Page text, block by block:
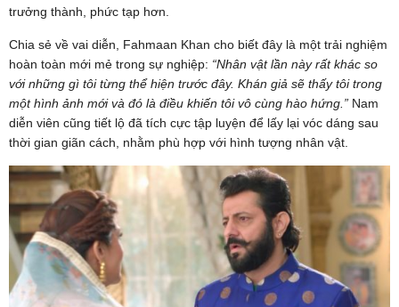
trưởng thành, phức tạp hơn.
Chia sẻ về vai diễn, Fahmaan Khan cho biết đây là một trải nghiệm
hoàn toàn mới mẻ trong sự nghiệp: “Nhân vật lần này rất khác so
với những gì tôi từng thể hiện trước đây. Khán giả sẽ thấy tôi trong
một hình ảnh mới và đó là điều khiến tôi vô cùng hào hứng.” Nam
diễn viên cũng tiết lộ đã tích cực tập luyện để lấy lại vóc dáng sau
thời gian giãn cách, nhằm phù hợp với hình tượng nhân vật.